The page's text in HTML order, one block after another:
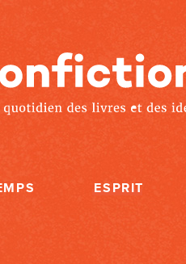
ESPRIT